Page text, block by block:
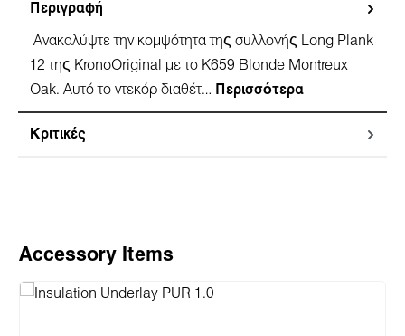
Περιγραφή
Ανακαλύψτε την κομψότητα της συλλογής Long Plank
12 της KronoOriginal με το K659 Blonde Montreux
Oak. Αυτό το ντεκόρ διαθέτ…
Περισσότερα
Κριτικές
Παράλειψη γκαλερί προϊόντων
Accessory Items